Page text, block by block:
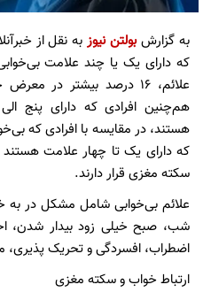
به گزارشبولتن نیوزبه نقل از
که دارای یک یا چند علامت
علائم، ۱۶ درصد بیشتر در
هم‌چنین افرادی که دارای پنج
سکته مغزی قرار دارند.
علائم بی‌خوابی شامل مشکل در به
شب، صبح خیلی زود بیدار شدن،
اضطراب، افسردگی و تحریک
ارتباط خواب و سکته مغزی